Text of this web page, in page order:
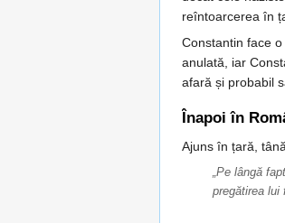
reîntoarcerea în
Constantin face
anulată, iar
afară și probabil
Înapoi în
Ajuns în țară,
„Pe lângă
pregătirea lui